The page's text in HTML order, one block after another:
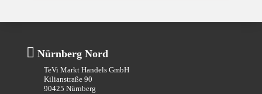
 Nürnberg Nord
TeVi Markt Handels GmbH
Kilianstraße 90
90425 Nürnberg